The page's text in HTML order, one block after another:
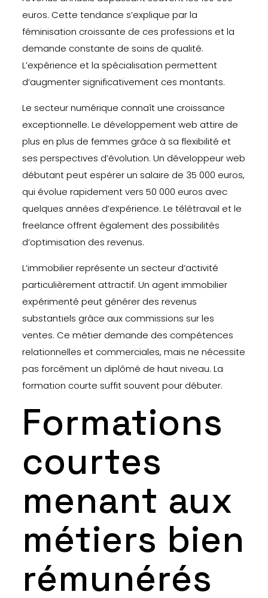
euros. Cette tendance s’explique par la
féminisation croissante de ces professions et la
demande constante de soins de qualité.
L’expérience et la spécialisation permettent
d’augmenter significativement ces montants.
Le secteur numérique connaît une croissance
exceptionnelle. Le développement web attire de
plus en plus de femmes grâce à sa flexibilité et
ses perspectives d’évolution. Un développeur web
débutant peut espérer un salaire de 35 000 euros,
qui évolue rapidement vers 50 000 euros avec
quelques années d’expérience. Le télétravail et le
freelance offrent également des possibilités
d’optimisation des revenus.
L’immobilier représente un secteur d’activité
particulièrement attractif. Un agent immobilier
expérimenté peut générer des revenus
substantiels grâce aux commissions sur les
ventes. Ce métier demande des compétences
relationnelles et commerciales, mais ne nécessite
pas forcément un diplômé de haut niveau. La
formation courte suffit souvent pour débuter.
Formations
courtes
menant aux
métiers bien
rémunérés